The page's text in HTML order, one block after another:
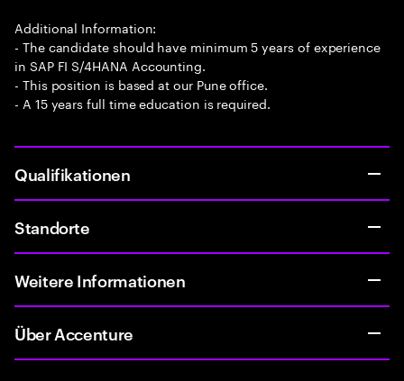
Additional Information:
- The candidate should have minimum 5 years of experience
in SAP FI S/4HANA Accounting.
- This position is based at our Pune office.
- A 15 years full time education is required.
Qualifikationen
Standorte
Weitere Informationen
Über Accenture